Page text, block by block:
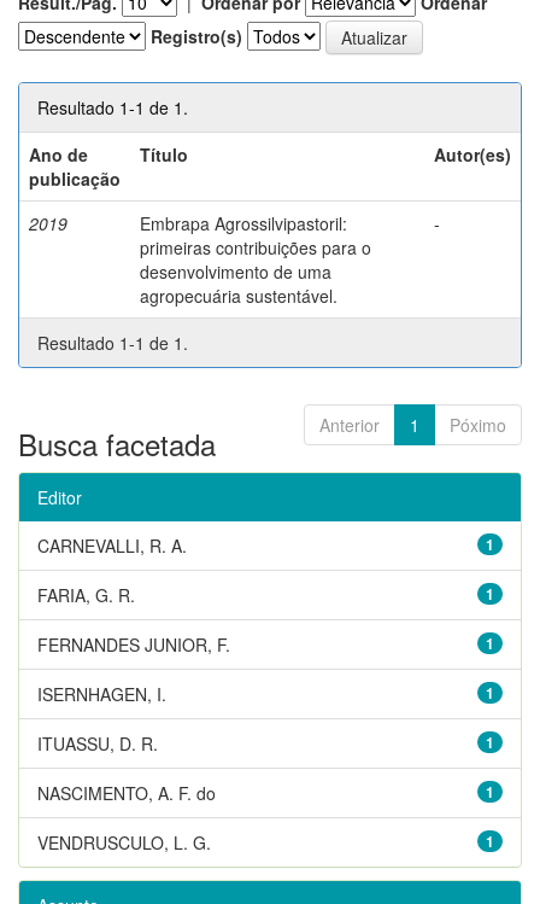
Registro(s)
Resultado 1-1 de 1.
Ano de
publicação
Título Autor(es)
2019
Embrapa Agrossilvipastoril:
primeiras contribuições para o
desenvolvimento de uma
agropecuária sustentável.
-
Resultado 1-1 de 1.
Anterior 1 Póximo
Busca facetada
Editor
1
CARNEVALLI, R. A.
1
FARIA, G. R.
1
FERNANDES JUNIOR, F.
1
ISERNHAGEN, I.
1
ITUASSU, D. R.
1
NASCIMENTO, A. F. do
1
VENDRUSCULO, L. G.